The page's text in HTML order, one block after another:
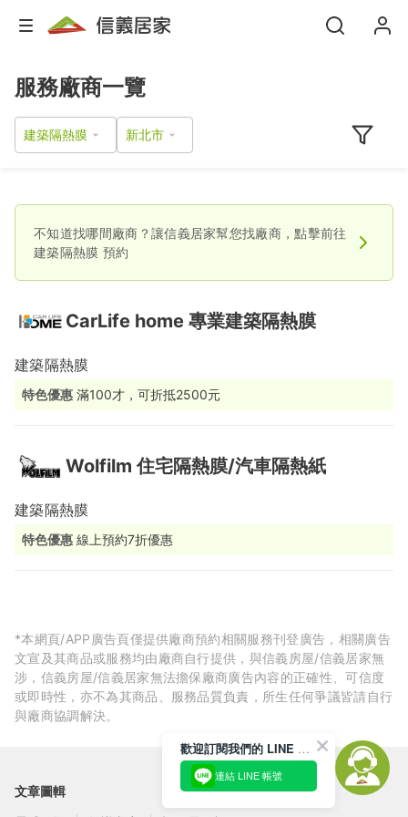
服務廠商一覽
建築隔熱膜
不知道找哪間廠商？讓信義居家幫您找廠商，點擊前往
建築隔熱膜 預約
CarLife home 專業建築隔熱膜
建築隔熱膜
特色優惠 滿100才，可折抵2500元
Wolfilm 住宅隔熱膜/汽車隔熱紙
建築隔熱膜
特色優惠 線上預約7折優惠
*本網頁/APP廣告頁僅提供廠商預約相關服務刊登廣告，相關廣告
文宣及其商品或服務均由廠商自行提供，與信義房屋/信義居家無
涉，信義房屋/信義居家無法擔保廠商廣告內容的正確性、可信度
或即時性，亦不為其商品、服務品質負責，所生任何爭議皆請自行
與廠商協調解決。
文章圖輯
歡迎訂閱我們的 LINE 官方帳號
連結 LINE 帳號